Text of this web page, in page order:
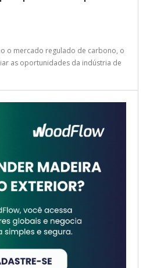
o mercado regulado de carbono, o
as oportunidades da indústria de